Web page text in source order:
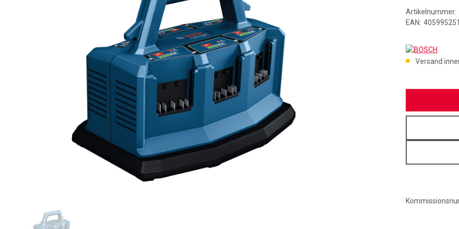
Artikelnummer:
EAN:
Versand